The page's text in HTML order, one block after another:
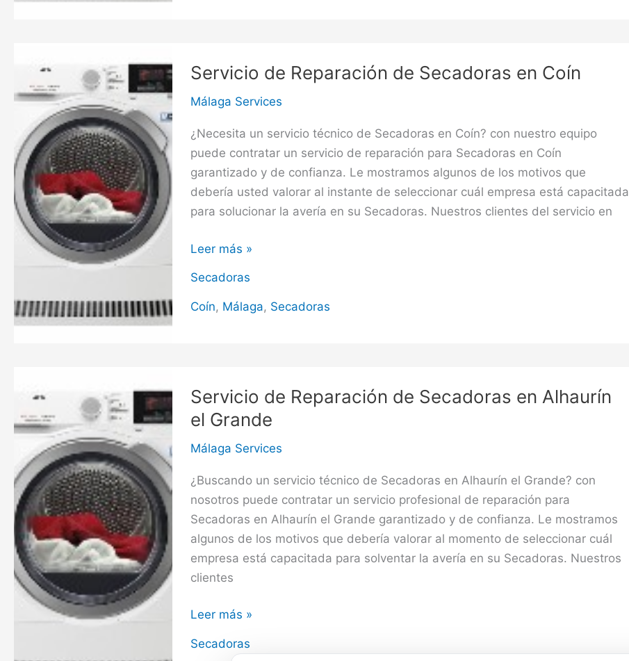
Servicio de Reparación de Secadoras en Coín
Málaga Services
¿Necesita un servicio técnico de Secadoras en Coín? con nuestro equipo
puede contratar un servicio de reparación para Secadoras en Coín
garantizado y de confianza. Le mostramos algunos de los motivos que
debería usted valorar al instante de seleccionar cuál empresa está capacitada
para solucionar la avería en su Secadoras. Nuestros clientes del servicio en
Servicio
Reparación
de
Leer más »
Secadoras
Coín, Málaga, Secadoras
Servicio de Reparación de Secadoras en Alhaurín
el Grande
Málaga Services
¿Buscando un servicio técnico de Secadoras en Alhaurín el Grande? con
nosotros puede contratar un servicio profesional de reparación para
Secadoras en Alhaurín el Grande garantizado y de confianza. Le mostramos
algunos de los motivos que debería valorar al momento de seleccionar cuál
empresa está capacitada para solventar la avería en su Secadoras. Nuestros
clientes
Servicio
Reparación
Leer más »
Secadoras